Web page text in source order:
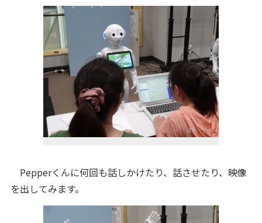
Pepperくんに何回も話しかけたり、話させたり、映像
を出してみます。